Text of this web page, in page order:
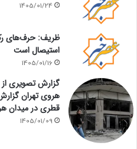
1405/01/24
ظریف: حرف‌های
استیصال است
1405/01/16
گزارش تصویری
هروی تهران
قطری در میدان
1405/01/09